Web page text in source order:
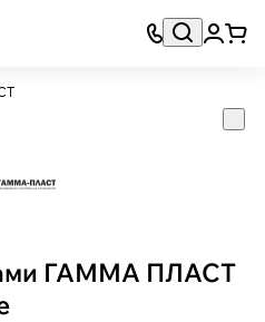
ГАММА ПЛАСТ